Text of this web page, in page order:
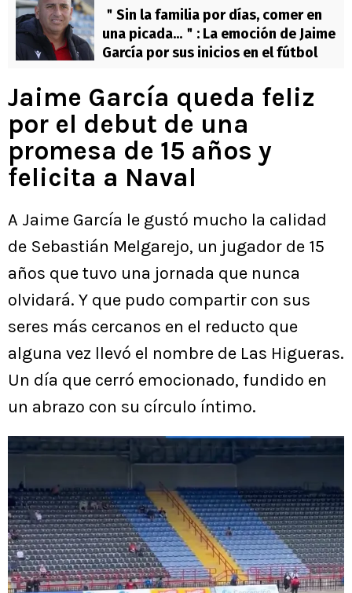
＂Sin la familia por días, comer en
una picada...＂: La emoción de Jaime
García por sus inicios en el fútbol
Jaime García queda feliz
por el debut de una
promesa de 15 años y
felicita a Naval
A Jaime García le gustó mucho la calidad
de Sebastián Melgarejo, un jugador de 15
años que tuvo una jornada que nunca
olvidará. Y que pudo compartir con sus
seres más cercanos en el reducto que
alguna vez llevó el nombre de Las Higueras.
Un día que cerró emocionado, fundido en
un abrazo con su círculo íntimo.